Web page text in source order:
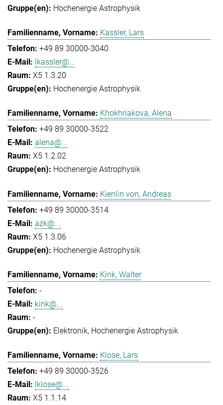
Hochenergie Astrophysik
Kassler, Lars
+49 89 30000-3040
lkassler@...
X5 1.3.20
Hochenergie Astrophysik
Khokhriakova, Alena
+49 89 30000-3522
alena@...
X5 1.2.02
Hochenergie Astrophysik
Kienlin von, Andreas
+49 89 30000-3514
azk@...
X5 1.3.06
Hochenergie Astrophysik
Kink, Walter
-
kink@...
-
Elektronik Hochenergie Astrophysik
Klose, Lars
+49 89 30000-3526
lklose@...
X5 1.1.14